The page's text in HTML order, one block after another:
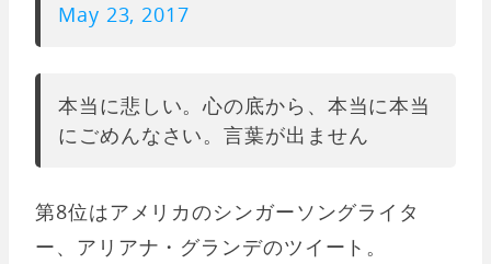
May 23, 2017
本当に悲しい。心の底から、本当に本当
にごめんなさい。言葉が出ません
第8位はアメリカのシンガーソングライタ
ー、アリアナ・グランデのツイート。